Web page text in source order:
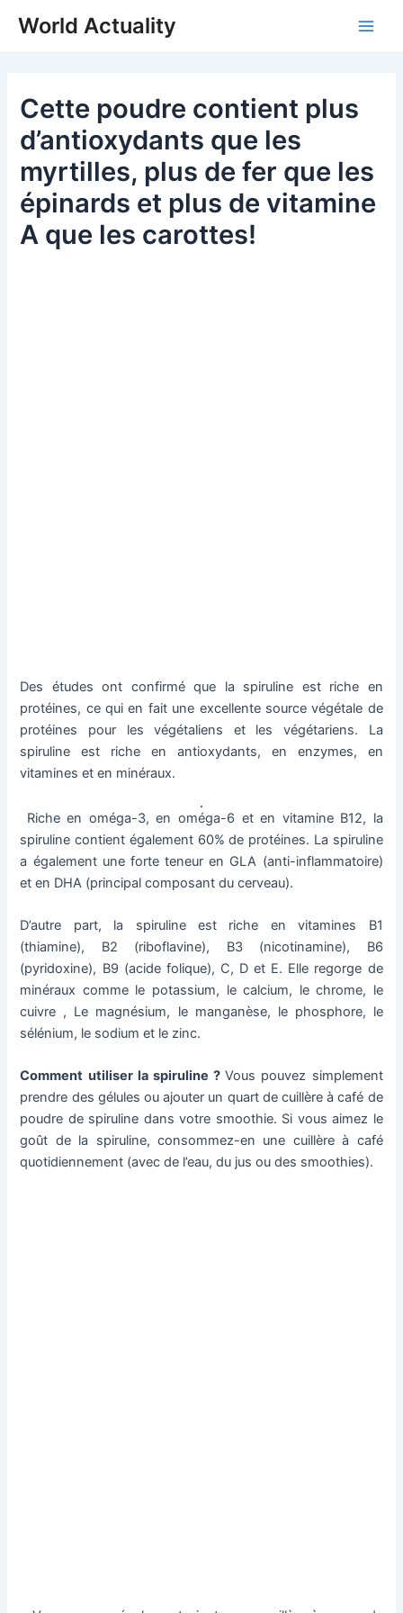
World Actuality
Cette poudre contient plus
d’antioxydants que les
myrtilles, plus de fer que les
épinards et plus de vitamine
A que les carottes!
Des études ont confirmé que la spiruline est riche en
protéines, ce qui en fait une excellente source végétale de
protéines pour les végétaliens et les végétariens. La
spiruline est riche en antioxydants, en enzymes, en
vitamines et en minéraux.
Riche en oméga-3, en oméga-6 et en vitamine B12, la
spiruline contient également 60% de protéines. La spiruline
a également une forte teneur en GLA (anti-inflammatoire)
et en DHA (principal composant du cerveau).
D’autre part, la spiruline est riche en vitamines B1
(thiamine), B2 (riboflavine), B3 (nicotinamine), B6
(pyridoxine), B9 (acide folique), C, D et E. Elle regorge de
minéraux comme le potassium, le calcium, le chrome, le
cuivre , Le magnésium, le manganèse, le phosphore, le
sélénium, le sodium et le zinc.
Comment utiliser la spiruline ?Vous pouvez simplement
prendre des gélules ou ajouter un quart de cuillère à café de
poudre de spiruline dans votre smoothie. Si vous aimez le
goût de la spiruline, consommez-en une cuillère à café
quotidiennement (avec de l’eau, du jus ou des smoothies).